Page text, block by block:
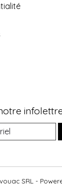
SRL -